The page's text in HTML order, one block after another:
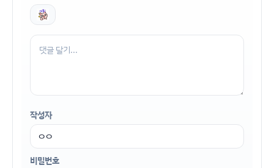
작성자
비밀번호